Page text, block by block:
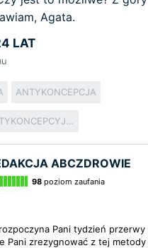
Agata.
LAT
ANTYKONCEPCJA
PLASTRY ANTYKONCEPCYJNE
ABCZDROWIE
98 poziom zaufania
Pani tydzień przerwy
Pani zrezygnować z tej